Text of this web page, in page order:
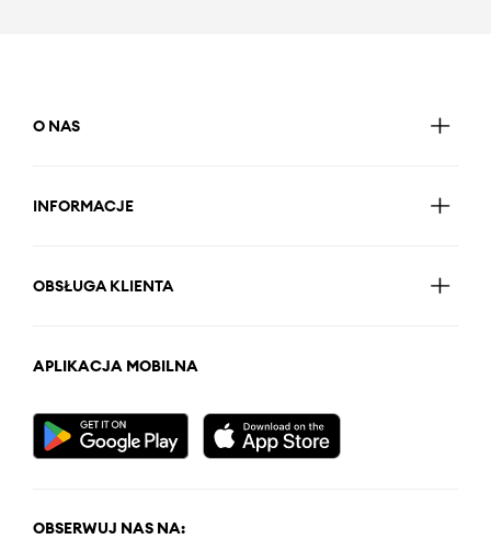
O NAS
INFORMACJE
OBSŁUGA KLIENTA
APLIKACJA MOBILNA
OBSERWUJ NAS NA: